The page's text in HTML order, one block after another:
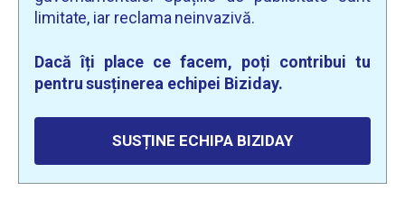
limitate, iar reclama neinvazivă.
Dacă îți place ce facem, poți contribui tu
pentru susținerea echipei Biziday.
SUSȚINE ECHIPA BIZIDAY